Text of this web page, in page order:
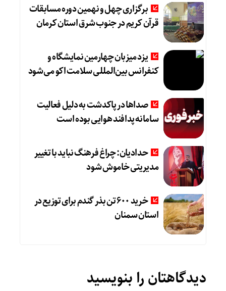
برگزاری چهل و نهمین دوره مسابقات
قرآن کریم در جنوب شرق استان کرمان
یزد میزبان چهارمین نمایشگاه و
کنفرانس بین‌المللی سلامت اکو می‌شود
صداها در پاکدشت به دلیل فعالیت
سامانه پدافند هوایی بوده است
حدادیان: چراغ فرهنگ نباید با تغییر
مدیریتی خاموش شود
خرید ۶۰۰ تن بذر گندم برای توزیع در
استان سمنان
دیدگاهتان را بنویسید